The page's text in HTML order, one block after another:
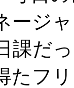
ージ
課だ
たフ